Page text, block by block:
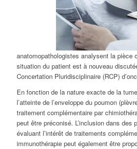
anatomopathologistes analysent la pièce
situation du patient est à nouveau
Concertation Pluridisciplinaire (RCP)
En fonction de la nature exacte de la
l’atteinte de l’enveloppe du poumon
traitement complémentaire par
peut être préconisé. L’inclusion dans des
évaluant l’intérêt de traitements
immunothérapie peut également être